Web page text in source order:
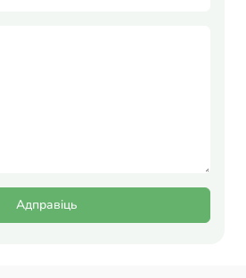
Адправіць